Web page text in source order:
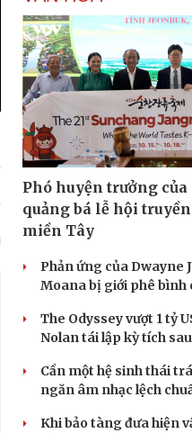
Phó huyện trưởng của
quảng bá lễ hội
miền Tây
Phản ứng của Dwayne
Moana bị giới phê bình
The Odyssey vượt 1 tỷ
Nolan tái lập kỳ tích
Cần một hệ sinh thái
ngăn âm nhạc lệch
Khi bảo tàng đưa hiện